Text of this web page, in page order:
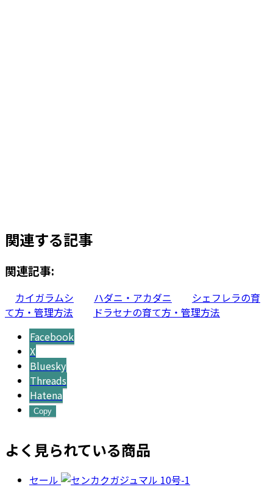
関連する記事
関連記事:
カイガラムシ ハダニ・アカダニ
シェフレラの育
て方・管理方法
ドラセナの育て方・管理方法
Facebook
X
Bluesky
Threads
Hatena
Copy
よく見られている商品
セール